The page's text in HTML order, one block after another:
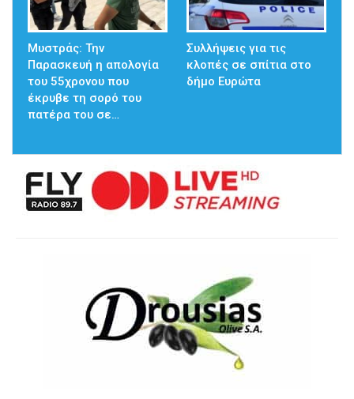
Μυστράς: Την
Παρασκευή η απολογία
του 55χρονου που
έκρυβε τη σορό του
πατέρα του σε…
Συλλήψεις για τις
κλοπές σε σπίτια στο
δήμο Ευρώτα